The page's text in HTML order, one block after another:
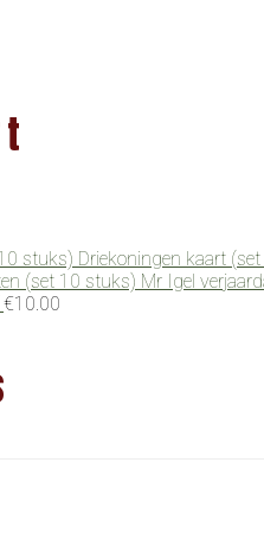
Driekoningen kaart
Mr Igel
€10.00